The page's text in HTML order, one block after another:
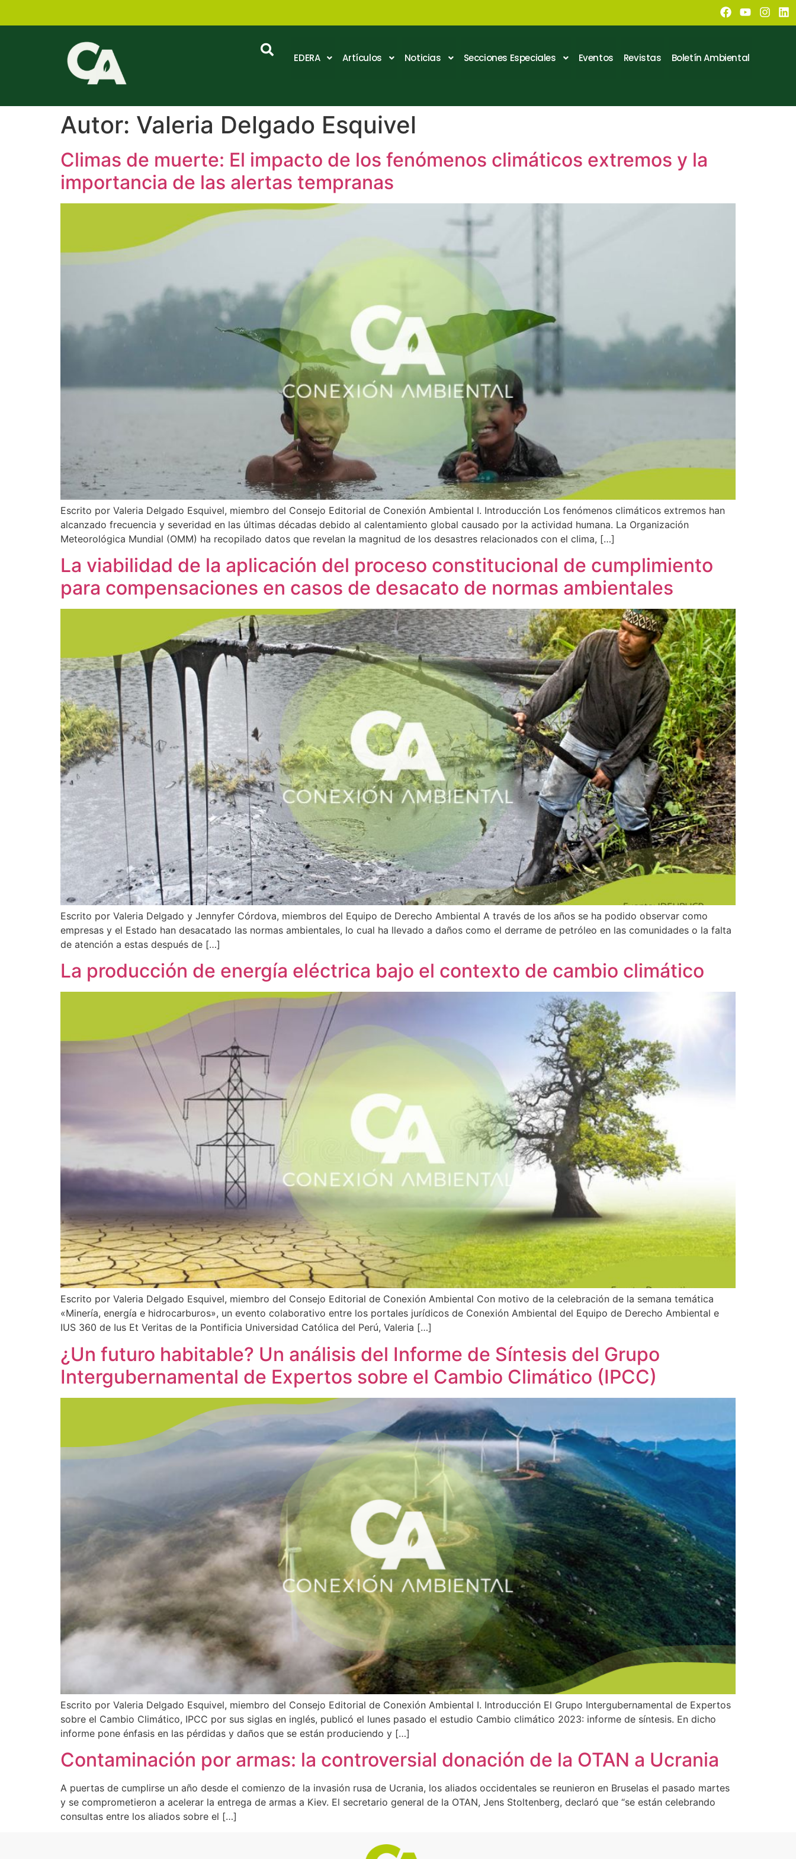
EDERA Artículos Noticias Secciones Especiales Eventos Revistas Boletín Ambiental
Autor: Valeria Delgado Esquivel
Climas de muerte: El impacto de los fenómenos climáticos extremos y la
importancia de las alertas tempranas
Escrito por Valeria Delgado Esquivel, miembro del Consejo Editorial de Conexión Ambiental I. Introducción Los fenómenos climáticos extremos han
alcanzado frecuencia y severidad en las últimas décadas debido al calentamiento global causado por la actividad humana. La Organización
Meteorológica Mundial (OMM) ha recopilado datos que revelan la magnitud de los desastres relacionados con el clima, […]
La viabilidad de la aplicación del proceso constitucional de cumplimiento
para compensaciones en casos de desacato de normas ambientales
Escrito por Valeria Delgado y Jennyfer Córdova, miembros del Equipo de Derecho Ambiental A través de los años se ha podido observar como
empresas y el Estado han desacatado las normas ambientales, lo cual ha llevado a daños como el derrame de petróleo en las comunidades o la falta
de atención a estas después de […]
La producción de energía eléctrica bajo el contexto de cambio climático
Escrito por Valeria Delgado Esquivel, miembro del Consejo Editorial de Conexión Ambiental Con motivo de la celebración de la semana temática
«Minería, energía e hidrocarburos», un evento colaborativo entre los portales jurídicos de Conexión Ambiental del Equipo de Derecho Ambiental e
IUS 360 de Ius Et Veritas de la Pontificia Universidad Católica del Perú, Valeria […]
¿Un futuro habitable? Un análisis del Informe de Síntesis del Grupo
Intergubernamental de Expertos sobre el Cambio Climático (IPCC)
Escrito por Valeria Delgado Esquivel, miembro del Consejo Editorial de Conexión Ambiental I. Introducción El Grupo Intergubernamental de Expertos
sobre el Cambio Climático, IPCC por sus siglas en inglés, publicó el lunes pasado el estudio Cambio climático 2023: informe de síntesis. En dicho
informe pone énfasis en las pérdidas y daños que se están produciendo y […]
Contaminación por armas: la controversial donación de la OTAN a Ucrania
A puertas de cumplirse un año desde el comienzo de la invasión rusa de Ucrania, los aliados occidentales se reunieron en Bruselas el pasado martes
y se comprometieron a acelerar la entrega de armas a Kiev. El secretario general de la OTAN, Jens Stoltenberg, declaró que “se están celebrando
consultas entre los aliados sobre el […]